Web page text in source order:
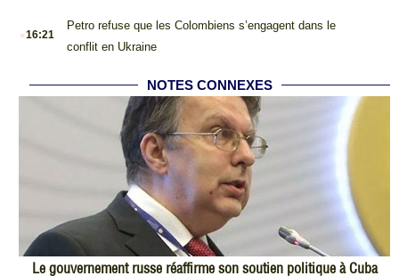
.16:21
Petro refuse que les Colombiens s’engagent dans le
conflit en Ukraine
NOTES CONNEXES
Le gouvernement russe réaffirme son soutien politique à Cuba